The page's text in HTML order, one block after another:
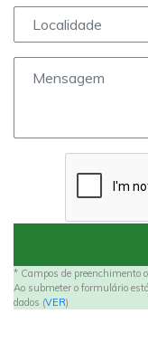
* Campos de preenchimento
Ao submeter o formulário
dados (VER)